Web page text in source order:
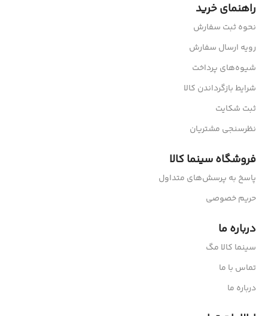
راهنمای خرید
نحوه ثبت سفارش
رویه ارسال سفارش
شیوه‌های پرداخت
شرایط بازگرداندن کالا
ثبت شکایت
نظرسنجی مشتریان
فروشگاه سینما کالا
پاسخ به پرسش‌های متداول
حریم خصوصی
درباره ما
سینما کالا مگ
تماس با ما
درباره ما